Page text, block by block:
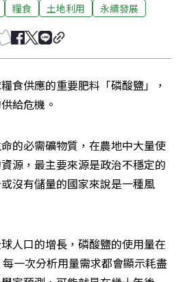
糧食 土地利用 永續發展
食供應的重要肥料「磷酸鹽」，
給危機。
的必需礦物質，在農地中大量使
源，最主要來源是政治不穩定的
沒有儲量的國家來說是一種風
人口的增長，磷酸鹽的使用量在
一次分析用量需求都會顯示耗盡